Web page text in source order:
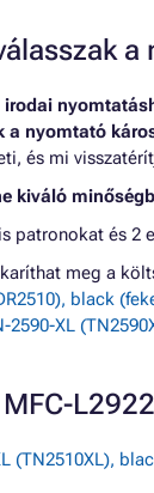
a
a nyomtató
és mi
kiváló
patronokat és
meg a
black
2590-XL
(TN2510XL),